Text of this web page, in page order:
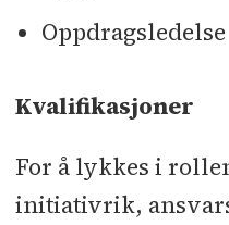
Oppdragsledelse
Kvalifikasjoner
For å lykkes i
initiativrik,